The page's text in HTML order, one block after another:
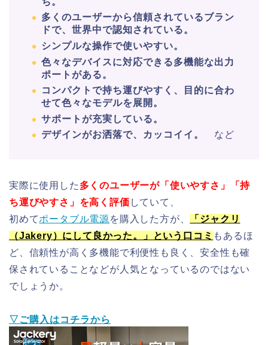
多くのユーザーから信頼されているブラン
ドで、世界中で認知されている。
シンプルな操作で使いやすい。
色々なデバイスに対応できる多機能な出力
ポートがある。
コンパクトで持ち運びやすく、目的に合わ
せて色々なモデルを展開。
サポートが充実している。
デザインがお洒落で、カッコイイ。
など
実際に使用した 多くのユーザーが「使いやすさ」「持
ち運びやすさ」を高く評価 していて、
初めてポータブル電源を購入した方が、
「ジャクリ
（Jakery）にして良かった。」という口コミ もあるほ
ど、信頼性が高く多機能で利便性も良く、安全性も確
保されていることなどが人気となっているのではない
でしょうか。
▽ご購入はコチラから